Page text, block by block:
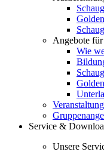
Angebote für
Wie
Service &
Unsere